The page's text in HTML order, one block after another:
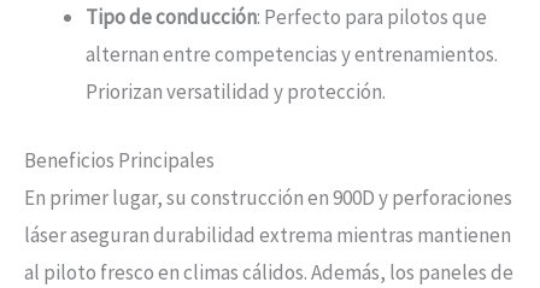
Tipo de conducción: Perfecto para pilotos que
alternan entre competencias y entrenamientos.
Priorizan versatilidad y protección.
Beneficios Principales
En primer lugar, su construcción en 900D y perforaciones
láser aseguran durabilidad extrema mientras mantienen
al piloto fresco en climas cálidos. Además, los paneles de